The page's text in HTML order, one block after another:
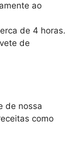
ao
de 4 horas.
de
de nossa
como